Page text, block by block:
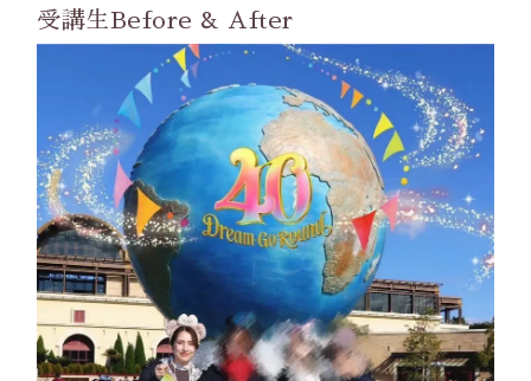
受講生Before & After